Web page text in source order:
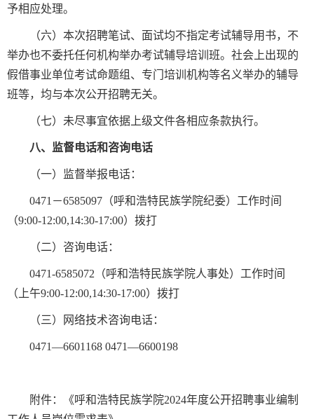
予相应处理。
（六）本次招聘笔试、面试均不指定考试辅导用书，不
举办也不委托任何机构举办考试辅导培训班。社会上出现的
假借事业单位考试命题组、专门培训机构等名义举办的辅导
班等，均与本次公开招聘无关。
（七）未尽事宜依据上级文件各相应条款执行。
八、监督电话和咨询电话
（一）监督举报电话：
0471－6585097（呼和浩特民族学院纪委）工作时间
（9:00-12:00,14:30-17:00）拨打
（二）咨询电话：
0471-6585072（呼和浩特民族学院人事处）工作时间
（上午9:00-12:00,14:30-17:00）拨打
（三）网络技术咨询电话：
0471—6601168 0471—6600198
附件：《呼和浩特民族学院2024年度公开招聘事业编制